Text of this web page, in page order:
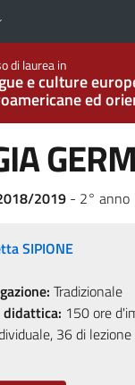
di laurea in
e culture
ed
2019 - 2° anno
SIPIONE
Tradizionale
didattica: 150 ore
36 di